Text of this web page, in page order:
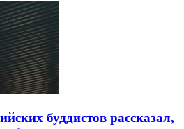
буддистов рассказал,